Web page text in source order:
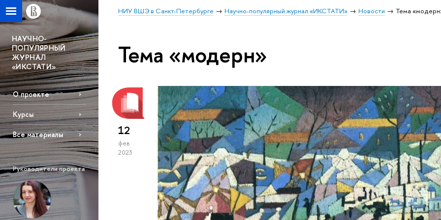
НИУ ВШЭ в Санкт-Петербурге Научно-популярный журнал «ИКСТАТИ» Новости Тема
НАУЧНО-
ПОПУЛЯРНЫЙ
ЖУРНАЛ
«ИКСТАТИ»
О проекте
Курсы
Все материалы
Руководители проекта
Тема «модерн»
12
фев
2023